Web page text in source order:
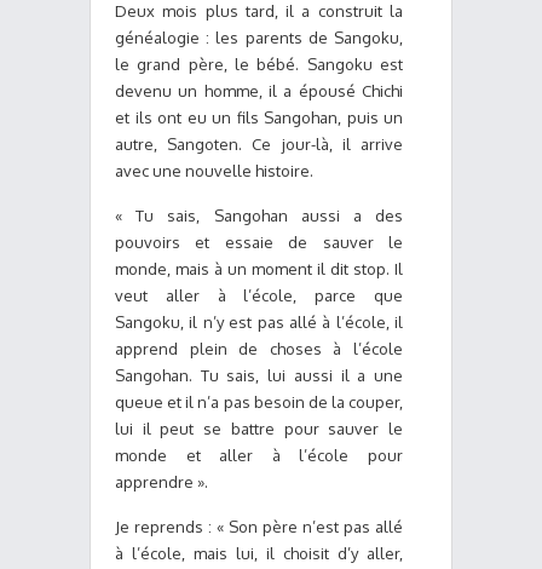
Deux mois plus tard, il a construit la
généalogie : les parents de Sangoku,
le grand père, le bébé. Sangoku est
devenu un homme, il a épousé Chichi
et ils ont eu un fils Sangohan, puis un
autre, Sangoten. Ce jour-là, il arrive
avec une nouvelle histoire.
« Tu sais, Sangohan aussi a des
pouvoirs et essaie de sauver le
monde, mais à un moment il dit stop. Il
veut aller à l’école, parce que
Sangoku, il n’y est pas allé à l’école, il
apprend plein de choses à l’école
Sangohan. Tu sais, lui aussi il a une
queue et il n’a pas besoin de la couper,
lui il peut se battre pour sauver le
monde et aller à l’école pour
apprendre ».
Je reprends : « Son père n’est pas allé
à l’école, mais lui, il choisit d’y aller,